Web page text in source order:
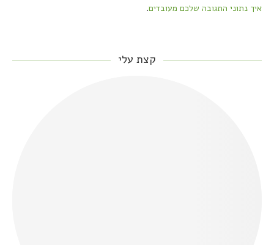
איך נתוני התגובה שלכם מעובדים.
קצת עלי